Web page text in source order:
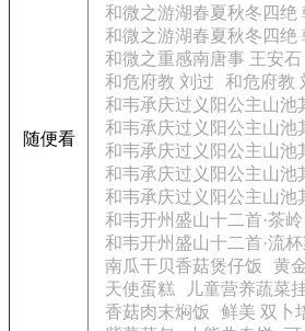
随便看
和微之游湖春夏秋冬四绝
和微之游湖春夏秋冬四绝
和微之重感南唐事 王安石
和危府教 刘过
和危府教
和韦承庆过义阳公主山池
和韦承庆过义阳公主山池
和韦承庆过义阳公主山池
和韦承庆过义阳公主山池
和韦承庆过义阳公主山池
和韦开州盛山十二首·茶
和韦开州盛山十二首·流
南瓜干贝香菇煲仔饭
黄
天使蛋糕
儿童营养蔬菜
香菇肉末焖饭
鲜美 双卜